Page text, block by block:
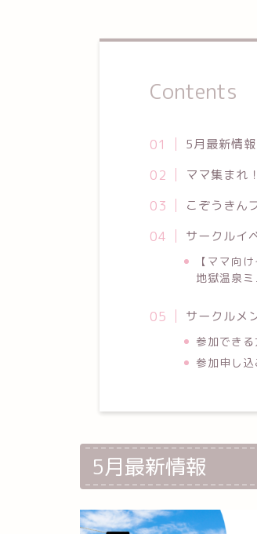
Contents
5月最新情報
ママ集まれ
こぞうきん
サークルイ
【ママ向
地獄温泉
サークルメ
参加できる
参加申し
5月最新情報